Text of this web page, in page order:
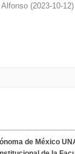
(2023-10-12)
de México